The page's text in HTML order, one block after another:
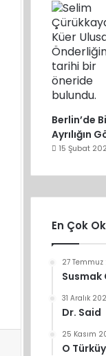
Berlin’de
Ayrılığın
15 Şubat
En Çok
27 Temmuz
Susmak
31 Aralık
Dr. Said
25 Kasım
O